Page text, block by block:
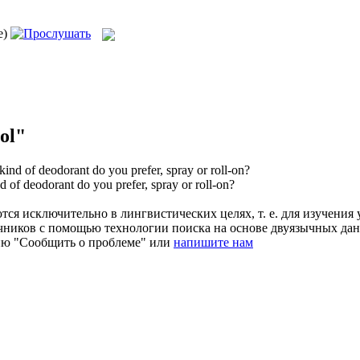
of deodorant do you prefer, spray or roll-on?
of deodorant do you prefer, spray or roll-on?
исключительно в лингвистических целях, т. е. для
с помощью технологии поиска на основе двуязычных
"Сообщить о проблеме" или напишите нам